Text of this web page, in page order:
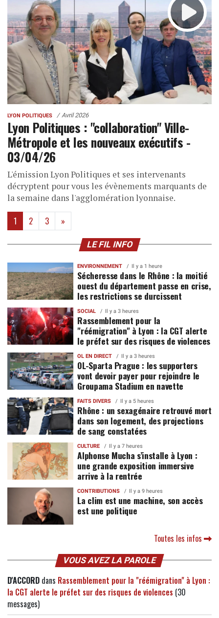
LYON POLITIQUES Avril 2026
Lyon Politiques : "collaboration" Ville-
Métropole et les nouveaux exécutifs -
03/04/26
L'émission Lyon Politiques et ses intervenants
décryptent pour vous les évènements marquants de
la semaine dans l'agglomération lyonnaise.
1 (current)
2 3 »
LE FIL INFO
ENVIRONNEMENT Il y a 1 heure
Sécheresse dans le Rhône : la moitié
ouest du département passe en crise,
les restrictions se durcissent
SOCIAL Il y a 3 heures
Rassemblement pour la
"réémigration" à Lyon : la CGT alerte
le préfet sur des risques de violences
OL EN DIRECT Il y a 3 heures
OL-Sparta Prague : les supporters
vont devoir payer pour rejoindre le
Groupama Stadium en navette
FAITS DIVERS Il y a 5 heures
Rhône : un sexagénaire retrouvé mort
dans son logement, des projections
de sang constatées
CULTURE Il y a 7 heures
Alphonse Mucha s’installe à Lyon :
une grande exposition immersive
arrive à la rentrée
CONTRIBUTIONS Il y a 9 heures
La clim est une machine, son accès
est une politique
Toutes les infos
VOUS AVEZ LA PAROLE
D'ACCORD dans Rassemblement pour la "réémigration" à Lyon :
la CGT alerte le préfet sur des risques de violences (30
messages)